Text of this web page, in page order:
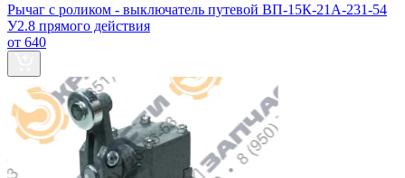
Рычаг с роликом - выключатель путевой ВП-15К-21А-231-54
У2.8 прямого действия
от 640